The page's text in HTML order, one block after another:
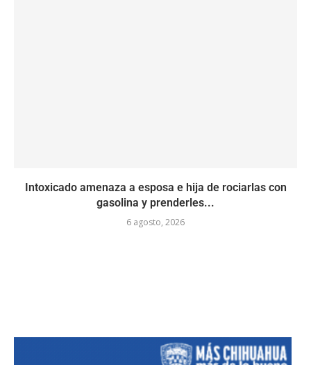
Intoxicado amenaza a esposa e hija de rociarlas con
gasolina y prenderles...
6 agosto, 2026